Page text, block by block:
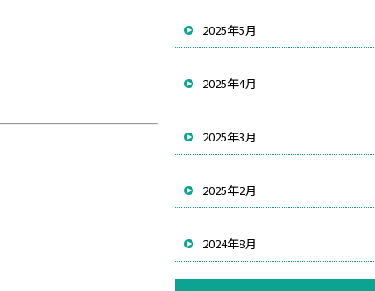
2025年5月
2025年4月
2025年3月
2025年2月
2024年8月